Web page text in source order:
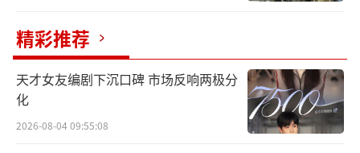
精彩推荐
天才女友编剧下沉口碑 市场反响两极分
化
2026-08-04 09:55:08